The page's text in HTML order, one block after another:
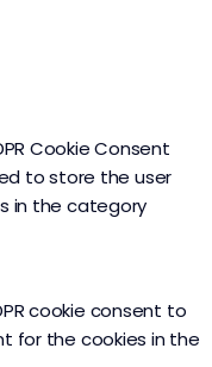
Cookie Consent
to store the user
in the category
cookie consent to
for the cookies in the